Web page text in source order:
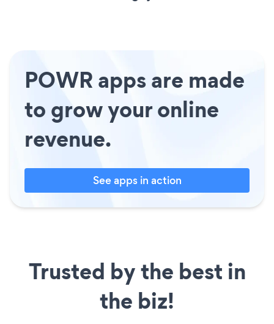
POWR apps are made
to grow your online
revenue.
See apps in action
Trusted by the best in
the biz!